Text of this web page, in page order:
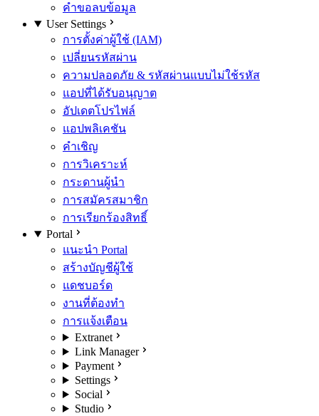
คำขอลบข้อมูล
User Settings
การตั้งค่าผู้ใช้ (IAM)
เปลี่ยนรหัสผ่าน
ความปลอดภัย & รหัสผ่านแบบไม่ใช้รหัส
แอปที่ได้รับอนุญาต
อัปเดตโปรไฟล์
แอปพลิเคชัน
คำเชิญ
การวิเคราะห์
กระดานผู้นำ
การสมัครสมาชิก
การเรียกร้องสิทธิ์
Portal
แนะนำ Portal
สร้างบัญชีผู้ใช้
แดชบอร์ด
งานที่ต้องทำ
การแจ้งเตือน
Extranet
Link Manager
Payment
Settings
Social
Studio